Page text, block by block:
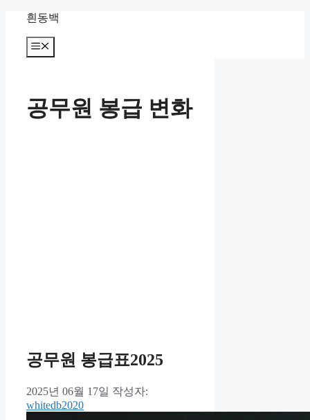
흰동백
메
뉴
공무원 봉급 변화
공무원 봉급표2025
2025년 06월 17일 작성자:
whitedb2020